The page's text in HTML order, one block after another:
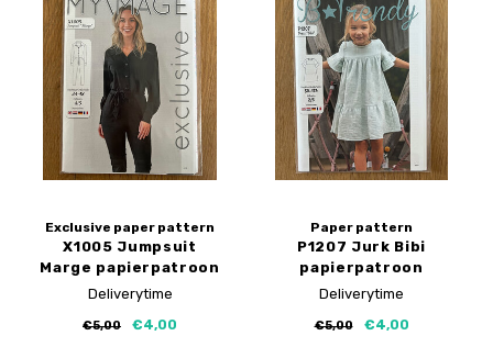
Exclusive paper pattern
X1005 Jumpsuit
Marge papierpatroon
Deliverytime
€5,00 €4,00
Paper pattern
P1207 Jurk Bibi
papierpatroon
Deliverytime
€5,00 €4,00